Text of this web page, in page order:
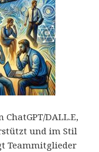
DALL.E,
und im Stil
Teammitglieder